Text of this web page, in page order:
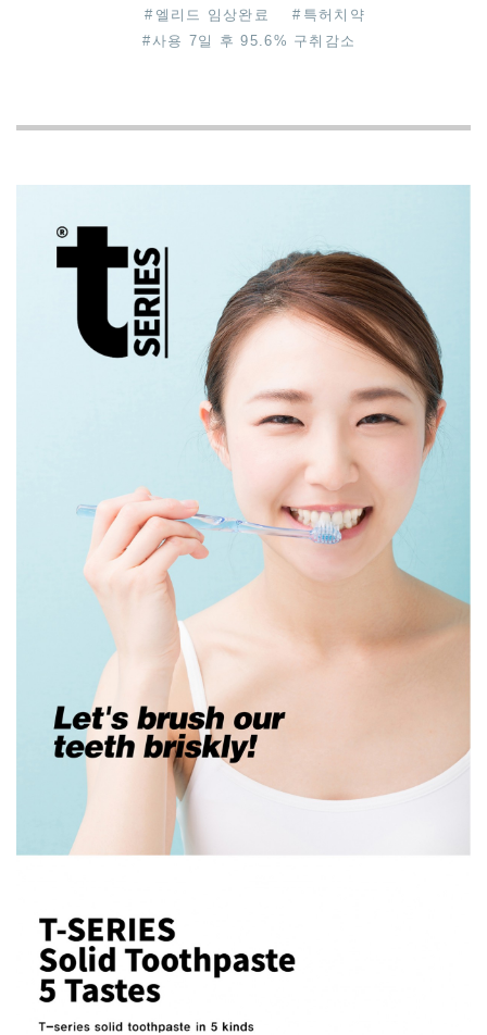
# 엘리드 임상완료 # 특허치약
# 사용 7일 후 95.6% 구취감소